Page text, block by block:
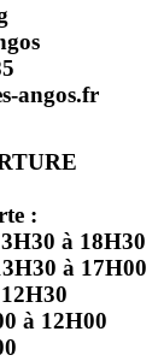
angos.fr
:
à 18H30
à 17H00
à 12H00